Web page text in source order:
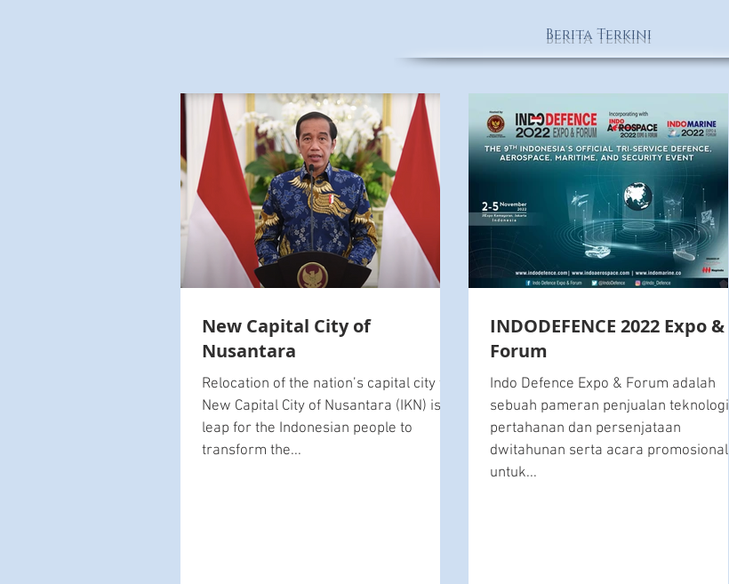
Berita Terkini
New Capital City of
Nusantara
Relocation of the nation’s capital city to
New Capital City of Nusantara (IKN) is a
leap for the Indonesian people to
transform the...
INDODEFENCE 2022 Expo &
Forum
Indo Defence Expo & Forum adalah
sebuah pameran penjualan teknologi
pertahanan dan persenjataan
dwitahunan serta acara promosional
untuk...